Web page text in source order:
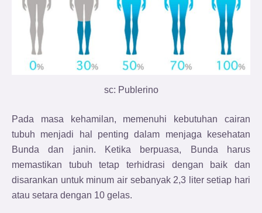
sc: Publerino
Pada masa kehamilan, memenuhi kebutuhan cairan
tubuh menjadi hal penting dalam menjaga kesehatan
Bunda dan janin. Ketika berpuasa, Bunda harus
memastikan tubuh tetap terhidrasi dengan baik dan
disarankan untuk minum air sebanyak 2,3 liter setiap hari
atau setara dengan 10 gelas.